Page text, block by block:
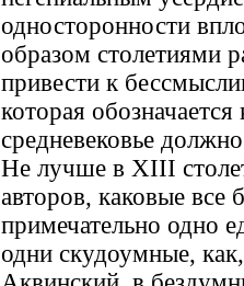
односторонности
образом столетиями
привести к
которая
средневековье
Не лучше в XIII
авторов, каковые
примечательно одно
одни скудоумные,